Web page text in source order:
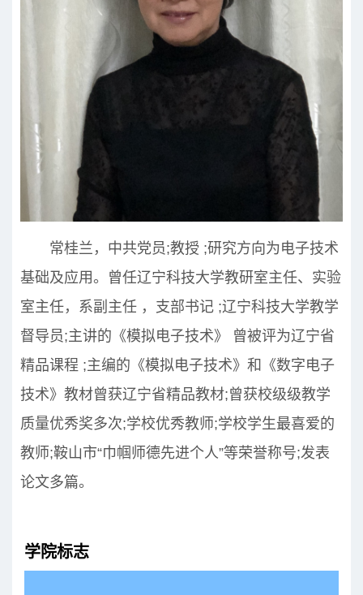
常桂兰，中共党员;教授 ;研究方向为电子技术
基础及应用。曾任辽宁科技大学教研室主任、实验
室主任，系副主任 ，支部书记 ;辽宁科技大学教学
督导员;主讲的《模拟电子技术》 曾被评为辽宁省
精品课程 ;主编的《模拟电子技术》和《数字电子
技术》教材曾获辽宁省精品教材;曾获校级级教学
质量优秀奖多次;学校优秀教师;学校学生最喜爱的
教师;鞍山市“巾帼师德先进个人”等荣誉称号;发表
论文多篇。
学院标志